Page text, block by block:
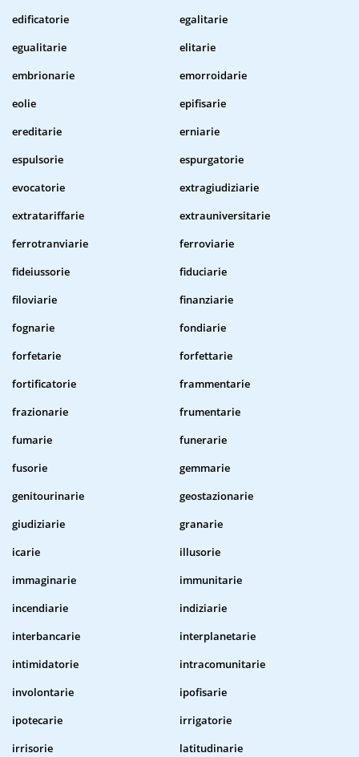
edificatorie
egalitarie
egualitarie
elitarie
embrionarie
emorroidarie
eolie
epifisarie
ereditarie
erniarie
espulsorie
espurgatorie
evocatorie
extragiudiziarie
extratariffarie
extrauniversitarie
ferrotranviarie
ferroviarie
fideiussorie
fiduciarie
filoviarie
finanziarie
fognarie
fondiarie
forfetarie
forfettarie
fortificatorie
frammentarie
frazionarie
frumentarie
fumarie
funerarie
fusorie
gemmarie
genitourinarie
geostazionarie
giudiziarie
granarie
icarie
illusorie
immaginarie
immunitarie
incendiarie
indiziarie
interbancarie
interplanetarie
intimidatorie
intracomunitarie
involontarie
ipofisarie
ipotecarie
irrigatorie
irrisorie
latitudinarie